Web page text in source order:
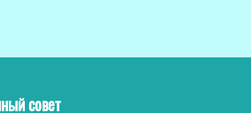
совет